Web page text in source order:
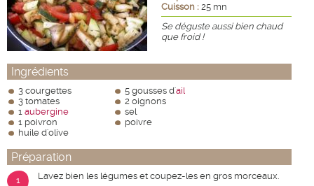
Cuisson : 25 mn
Se déguste aussi bien chaud
que froid !
Ingrédients
3 courgettes
3 tomates
1 aubergine
1 poivron
huile d'olive
5 gousses d'ail
2 oignons
sel
poivre
Préparation
1 Lavez bien les légumes et coupez-les en gros morceaux.